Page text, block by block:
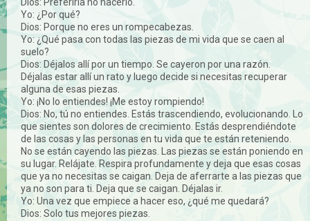
Yo: ¿Por qué?
Dios: Porque no eres un rompecabezas.
Yo: ¿Qué pasa con todas las piezas de mi vida que se caen al
suelo?
Dios: Déjalos allí por un tiempo. Se cayeron por una razón.
Déjalas estar allí un rato y luego decide si necesitas recuperar
alguna de esas piezas.
Yo: ¡No lo entiendes! ¡Me estoy rompiendo!
Dios: No, tú no entiendes. Estás trascendiendo, evolucionando. Lo
que sientes son dolores de crecimiento. Estás desprendiéndote
de las cosas y las personas en tu vida que te están reteniendo.
No se están cayendo las piezas. Las piezas se están poniendo en
su lugar. Relájate. Respira profundamente y deja que esas cosas
que ya no necesitas se caigan. Deja de aferrarte a las piezas que
ya no son para ti. Deja que se caigan. Déjalas ir.
Yo: Una vez que empiece a hacer eso, ¿qué me quedará?
Dios: Solo tus mejores piezas.